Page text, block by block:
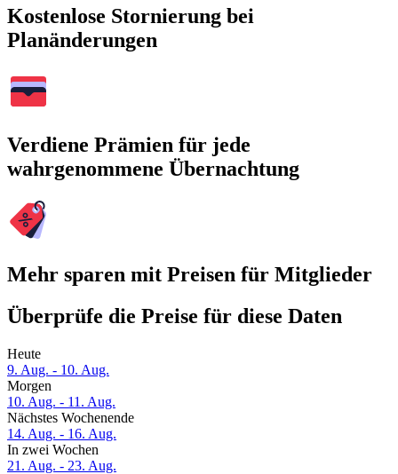
Kostenlose Stornierung bei
Planänderungen
Verdiene Prämien für jede
wahrgenommene Übernachtung
Mehr sparen mit Preisen für Mitglieder
Überprüfe die Preise für diese Daten
Heute
9. Aug. - 10. Aug.
Morgen
10. Aug. - 11. Aug.
Nächstes Wochenende
14. Aug. - 16. Aug.
In zwei Wochen
21. Aug. - 23. Aug.